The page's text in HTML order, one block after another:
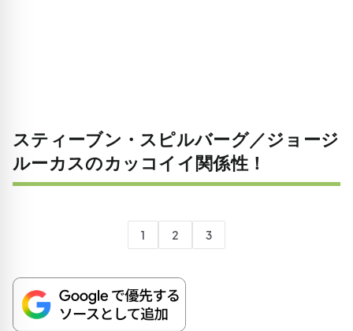
スティーブン・スピルバーグ／ジョージ
ルーカスのカッコイイ関係性！
1 2 3